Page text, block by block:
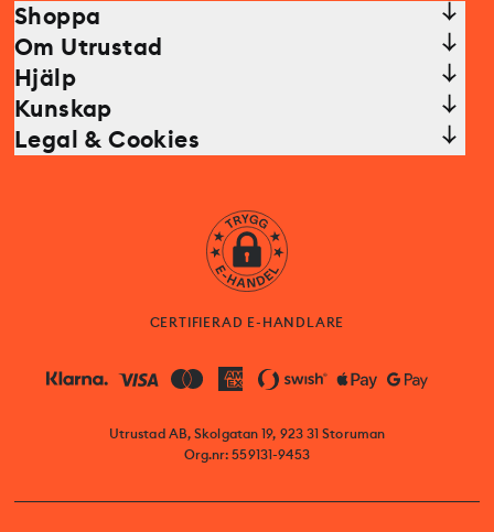
Shoppa
Om Utrustad
Hjälp
Kunskap
Legal & Cookies
CERTIFIERAD E-HANDLARE
Utrustad AB, Skolgatan 19, 923 31 Storuman
Org.nr: 559131-9453